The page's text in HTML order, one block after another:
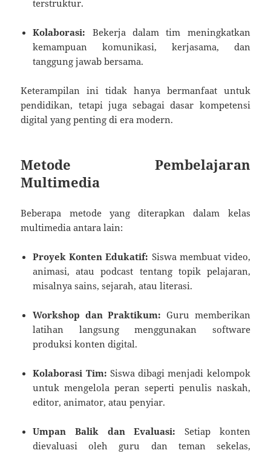
terstruktur.
Kolaborasi: Bekerja dalam tim meningkatkan
kemampuan komunikasi, kerjasama, dan
tanggung jawab bersama.
Keterampilan ini tidak hanya bermanfaat untuk
pendidikan, tetapi juga sebagai dasar kompetensi
digital yang penting di era modern.
Metode Pembelajaran
Multimedia
Beberapa metode yang diterapkan dalam kelas
multimedia antara lain:
Proyek Konten Edukatif: Siswa membuat video,
animasi, atau podcast tentang topik pelajaran,
misalnya sains, sejarah, atau literasi.
Workshop dan Praktikum: Guru memberikan
latihan langsung menggunakan software
produksi konten digital.
Kolaborasi Tim: Siswa dibagi menjadi kelompok
untuk mengelola peran seperti penulis naskah,
editor, animator, atau penyiar.
Umpan Balik dan Evaluasi: Setiap konten
dievaluasi oleh guru dan teman sekelas,